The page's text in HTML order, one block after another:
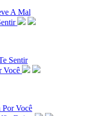
A Mal
Sentir
Por Você